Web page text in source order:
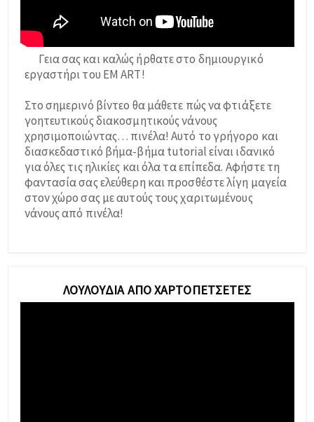
Γεια σας και καλώς ήρθατε στο δημιουργικό
εργαστήρι του EM ART!
Στο σημερινό βίντεο θα μάθετε πώς να φτιάξετε
γοητευτικούς διακοσμητικούς νάνους
χρησιμοποιώντας… πινέλα! Αυτό το γρήγορο και
διασκεδαστικό βήμα-βήμα tutorial είναι ιδανικό
για όλες τις ηλικίες και όλα τα επίπεδα. Αφήστε τη
φαντασία σας ελεύθερη και προσθέστε λίγη μαγεία
στον χώρο σας με αυτούς τους χαριτωμένους
νάνους από πινέλα!
ΛΟΥΛΟΎΔΙΑ ΑΠΌ ΧΑΡΤΟΠΕΤΣΈΤΕΣ